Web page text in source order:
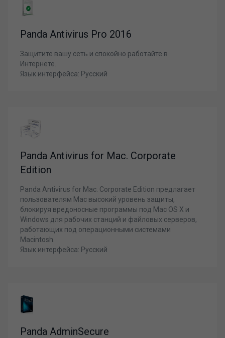
Panda Antivirus Pro 2016
Защитите вашу сеть и спокойно работайте в
Интернете.
Язык интерфейса: Русский
Panda Antivirus for Mac. Corporate
Edition
Panda Antivirus for Mac. Corporate Edition предлагает
пользователям Mac высокий уровень защиты,
блокируя вредоносные программы под Mac OS X и
Windows для рабочих станций и файловых серверов,
работающих под операционными системами
Macintosh.
Язык интерфейса: Русский
Panda AdminSecure